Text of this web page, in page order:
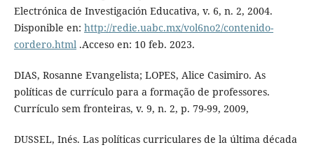
Electrónica de Investigación Educativa, v. 6, n. 2, 2004.
Disponible en: http://redie.uabc.mx/vol6no2/contenido-
cordero.html .Acceso en: 10 feb. 2023.
DIAS, Rosanne Evangelista; LOPES, Alice Casimiro. As
políticas de currículo para a formação de professores.
Currículo sem fronteiras, v. 9, n. 2, p. 79-99, 2009,
DUSSEL, Inés. Las políticas curriculares de la última década